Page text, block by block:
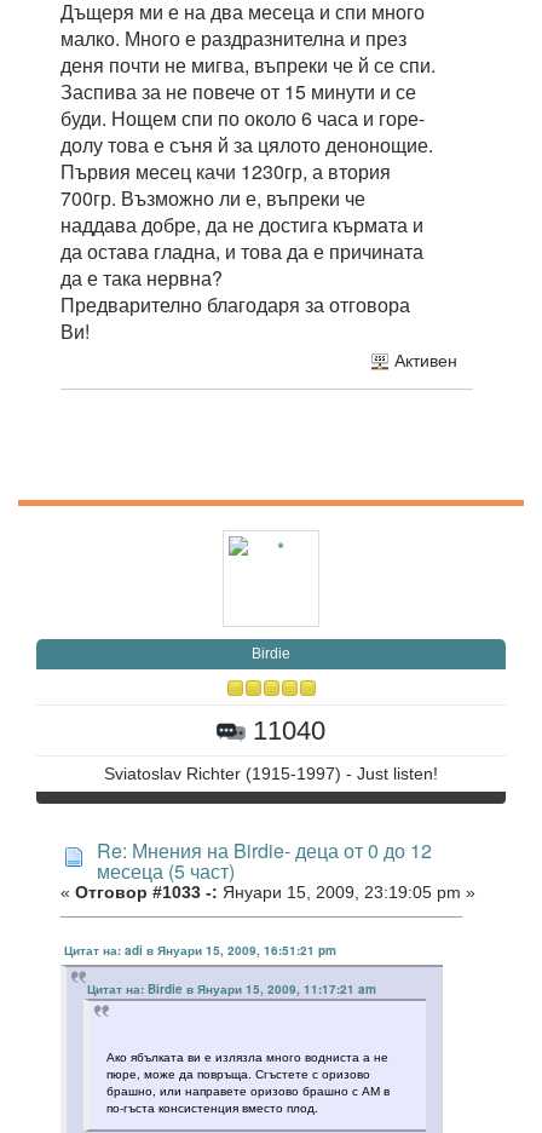
Дъщеря ми е на два месеца и спи много
малко. Много е раздразнителна и през
деня почти не мигва, въпреки че й се спи.
Заспива за не повече от 15 минути и се
буди. Нощем спи по около 6 часа и горе-
долу това е съня й за цялото денонощие.
Първия месец качи 1230гр, а втория
700гр. Възможно ли е, въпреки че
наддава добре, да не достига кърмата и
да остава гладна, и това да е причината
да е така нервна?
Предварително благодаря за отговора
Ви!
Активен
Birdie
11040
Sviatoslav Richter (1915-1997) - Just listen!
Re: Мнения на Birdie- деца от 0 до 12
месеца (5 част)
« Отговор #1033 -: Януари 15, 2009, 23:19:05 pm »
Цитат на: adi в Януари 15, 2009, 16:51:21 pm
Цитат на: Birdie в Януари 15, 2009, 11:17:21 am
Ако ябълката ви е излязла много водниста а не
пюре, може да повръща. Сгъстете с оризово
брашно, или направете оризово брашно с АМ в
по-гъста консистенция вместо плод.